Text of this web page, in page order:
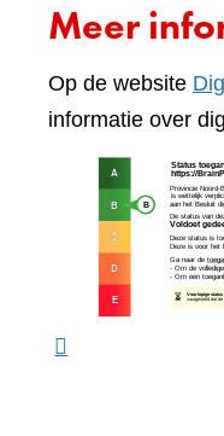
Meer
Op de website
informatie over